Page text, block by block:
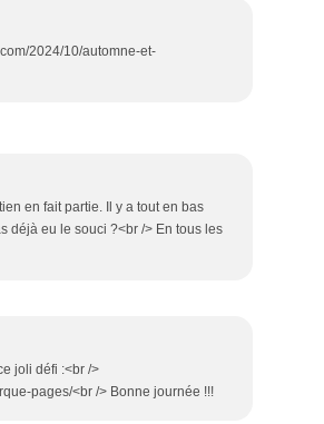
2024/10/automne-et-
en fait partie. Il y a tout en bas
déjà eu le souci ?<br /> En tous les
joli défi :<br />
pages/<br /> Bonne journée !!!